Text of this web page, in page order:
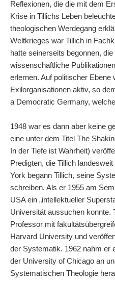
Reflexionen, die die mit dem
Krise in Tillichs Leben
theologischen Werdegang
Weltkrieges war Tillich in
hatte seinerseits begonnen,
wissenschaftliche
erlernen. Auf politischer Ebene
Exilorganisationen aktiv, so
a Democratic Germany,
1948 war es dann aber keine
eine unter dem Titel The
In der Tiefe ist Wahrheit)
Predigten, die Tillich
York begann Tillich, seine
schreiben. Als er 1955 am
USA ein „intellektueller
Universität aussuchen konnte.
Professor mit
Harvard University und
der Systematik. 1962 nahm er
der University of Chicago an
Systematischen Theologie